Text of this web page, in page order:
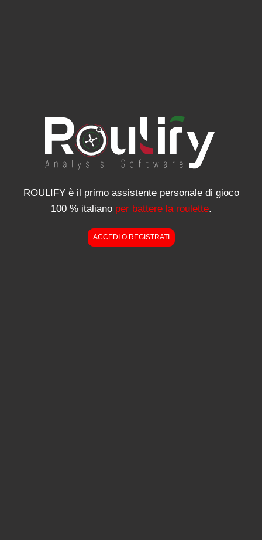
ROULIFY è il primo assistente personale di gioco
100 % italiano per battere la roulette.
ACCEDI O REGISTRATI